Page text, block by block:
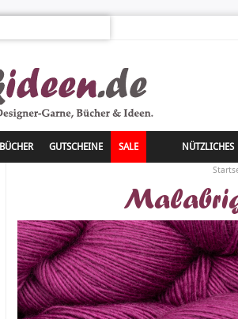
BÜCHER GUTSCHEINE SALE NÜTZLICHES